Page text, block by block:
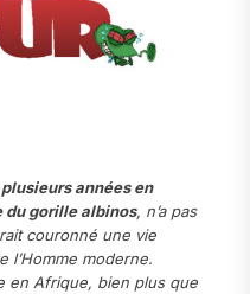
années en
du gorille albinos, n’a pas
couronné une vie
l’Homme moderne.
en Afrique, bien plus que